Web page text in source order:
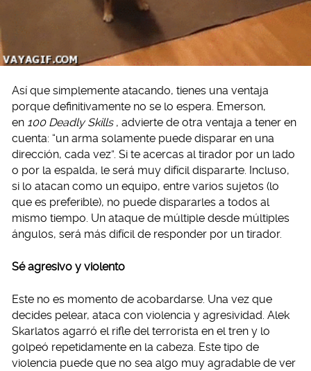
Así que simplemente atacando, tienes una ventaja
porque definitivamente no se lo espera. Emerson,
en 100 Deadly Skills , advierte de otra ventaja a tener en
cuenta: “un arma solamente puede disparar en una
dirección, cada vez”. Si te acercas al tirador por un lado
o por la espalda, le será muy difícil dispararte. Incluso,
si lo atacan como un equipo, entre varios sujetos (lo
que es preferible), no puede dispararles a todos al
mismo tiempo. Un ataque de múltiple desde múltiples
ángulos, será más difícil de responder por un tirador.
Sé agresivo y violento
Este no es momento de acobardarse. Una vez que
decides pelear, ataca con violencia y agresividad. Alek
Skarlatos agarró el rifle del terrorista en el tren y lo
golpeó repetidamente en la cabeza. Este tipo de
violencia puede que no sea algo muy agradable de ver